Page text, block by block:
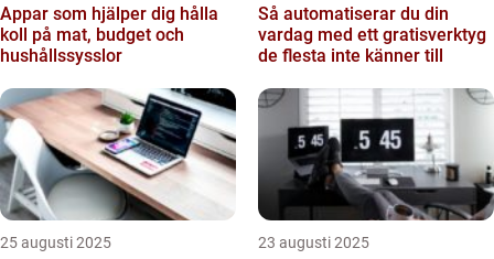
Appar som hjälper dig hålla
koll på mat, budget och
hushållssysslor
Så automatiserar du din
vardag med ett gratisverktyg
de flesta inte känner till
25 augusti 2025 23 augusti 2025